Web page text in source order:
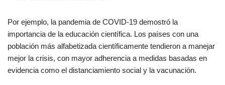
Por ejemplo, la pandemia de COVID-19 demostró la
importancia de la educación científica. Los países con una
población más alfabetizada científicamente tendieron a manejar
mejor la crisis, con mayor adherencia a medidas basadas en
evidencia como el distanciamiento social y la vacunación.